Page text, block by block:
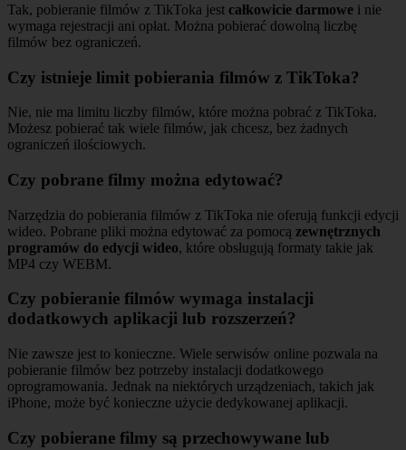
Tak, pobieranie filmów z TikToka jest całkowicie darmowe i nie
wymaga rejestracji ani opłat. Można pobierać dowolną liczbę
filmów bez ograniczeń.
Czy istnieje limit pobierania filmów z TikToka?
Nie, nie ma limitu liczby filmów, które można pobrać z TikToka.
Możesz pobierać tak wiele filmów, jak chcesz, bez żadnych
ograniczeń ilościowych.
Czy pobrane filmy można edytować?
Narzędzia do pobierania filmów z TikToka nie oferują funkcji edycji
wideo. Pobrane pliki można edytować za pomocą zewnętrznych
programów do edycji wideo, które obsługują formaty takie jak
MP4 czy WEBM.
Czy pobieranie filmów wymaga instalacji
dodatkowych aplikacji lub rozszerzeń?
Nie zawsze jest to konieczne. Wiele serwisów online pozwala na
pobieranie filmów bez potrzeby instalacji dodatkowego
oprogramowania. Jednak na niektórych urządzeniach, takich jak
iPhone, może być konieczne użycie dedykowanej aplikacji.
Czy pobierane filmy są przechowywane lub